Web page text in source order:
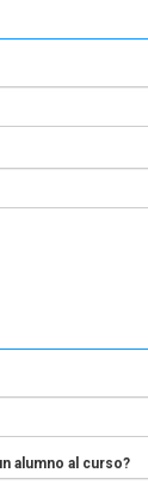
alumno al curso?